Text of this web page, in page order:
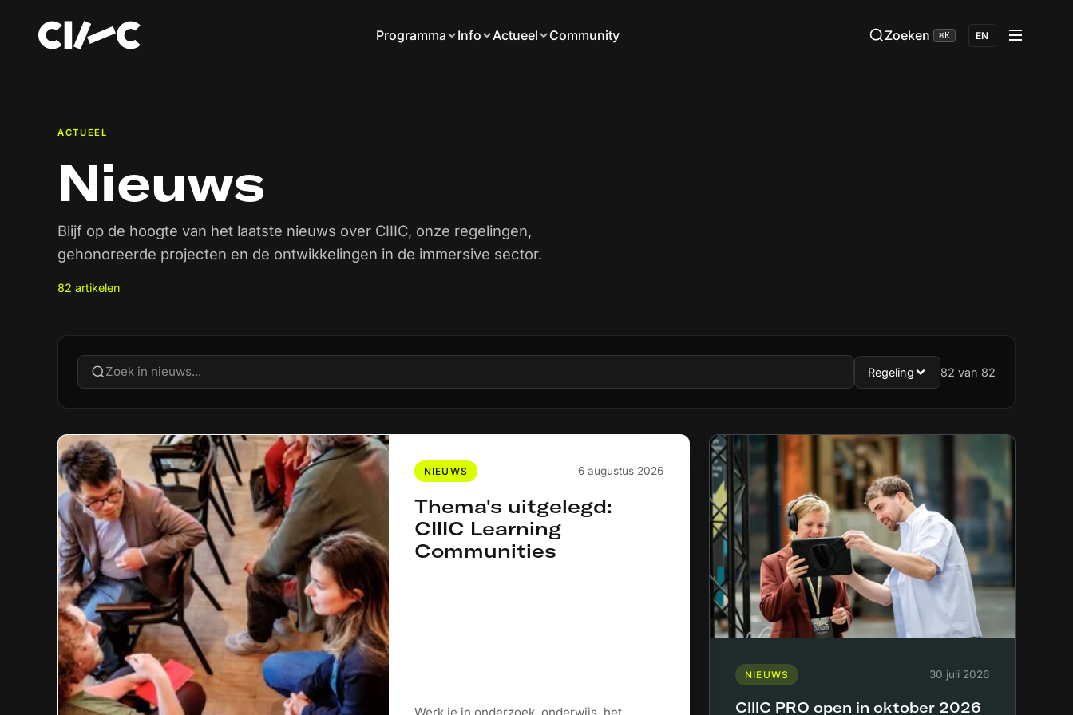
Programma Info Actueel Community Zoeken ⌘K EN
ACTUEEL
Nieuws
Blijf op de hoogte van het laatste nieuws over CIIIC, onze regelingen,
gehonoreerde projecten en de ontwikkelingen in de immersive sector.
82 artikelen
Regeling 82 van 82
NIEUWS 6 augustus 2026
Thema's uitgelegd:
CIIIC Learning
Communities
NIEUWS 30 juli 2026
CIIIC PRO open in oktober 2026